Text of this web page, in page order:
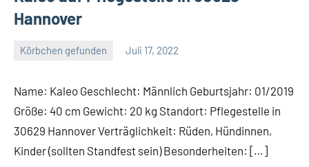
Hannover
Körbchen gefunden Juli 17, 2022
Name: Kaleo Geschlecht: Männlich Geburtsjahr: 01/2019
Größe: 40 cm Gewicht: 20 kg Standort: Pflegestelle in
30629 Hannover Verträglichkeit: Rüden, Hündinnen,
Kinder (sollten Standfest sein) Besonderheiten: […]